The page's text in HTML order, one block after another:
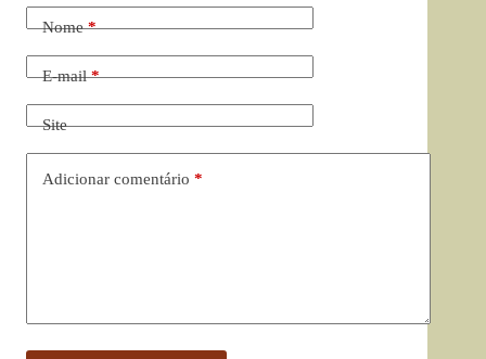
Nome*
E-mail*
Site
Adicionar comentário *